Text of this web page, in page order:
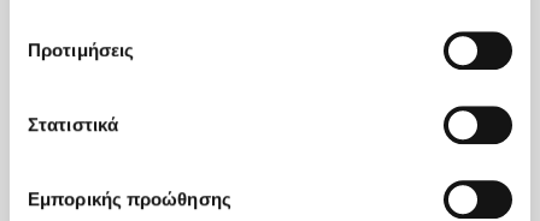
Προτιμήσεις
Στατιστικά
Εμπορικής προώθησης
Fodele Beach & Water Park Resort P.O. BOX 1354
Heraklion 71500 Crete, Greece
Tel:+30 2810 522000
Get directions